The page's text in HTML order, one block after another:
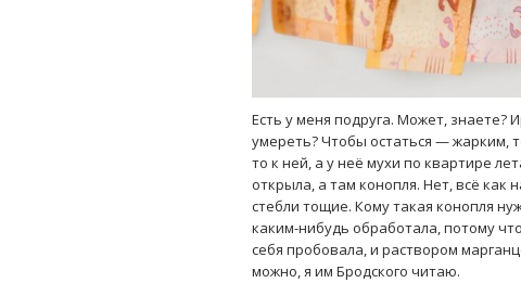
Есть у меня подруга. Может, знаете?
умереть? Чтобы остаться — жарким,
то к ней, а у неё мухи по квартире
открыла, а там конопля. Нет, всё как
стебли тощие. Кому такая конопля
каким-нибудь обработала, потому
себя пробовала, и раствором
можно, я им Бродского читаю.